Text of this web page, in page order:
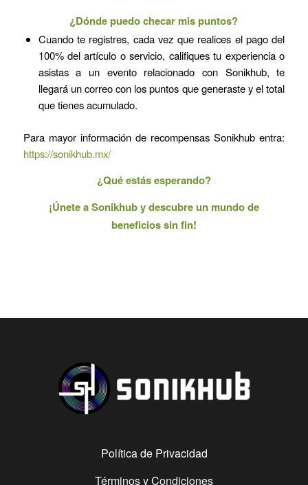
¿Dónde puedo checar mis puntos?
Cuando te registres, cada vez que realices el pago del
100% del artículo o servicio, califiques tu experiencia o
asistas a un evento relacionado con Sonikhub, te
llegará un correo con los puntos que generaste y el total
que tienes acumulado.
Para mayor información de recompensas Sonikhub entra:
https://sonikhub.mx/
¿Qué estás esperando?
¡Únete a Sonikhub y descubre un mundo de
beneficios sin fin!
Política de Privacidad
Términos y Condiciones